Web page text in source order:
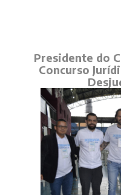
Presidente do
Concurso